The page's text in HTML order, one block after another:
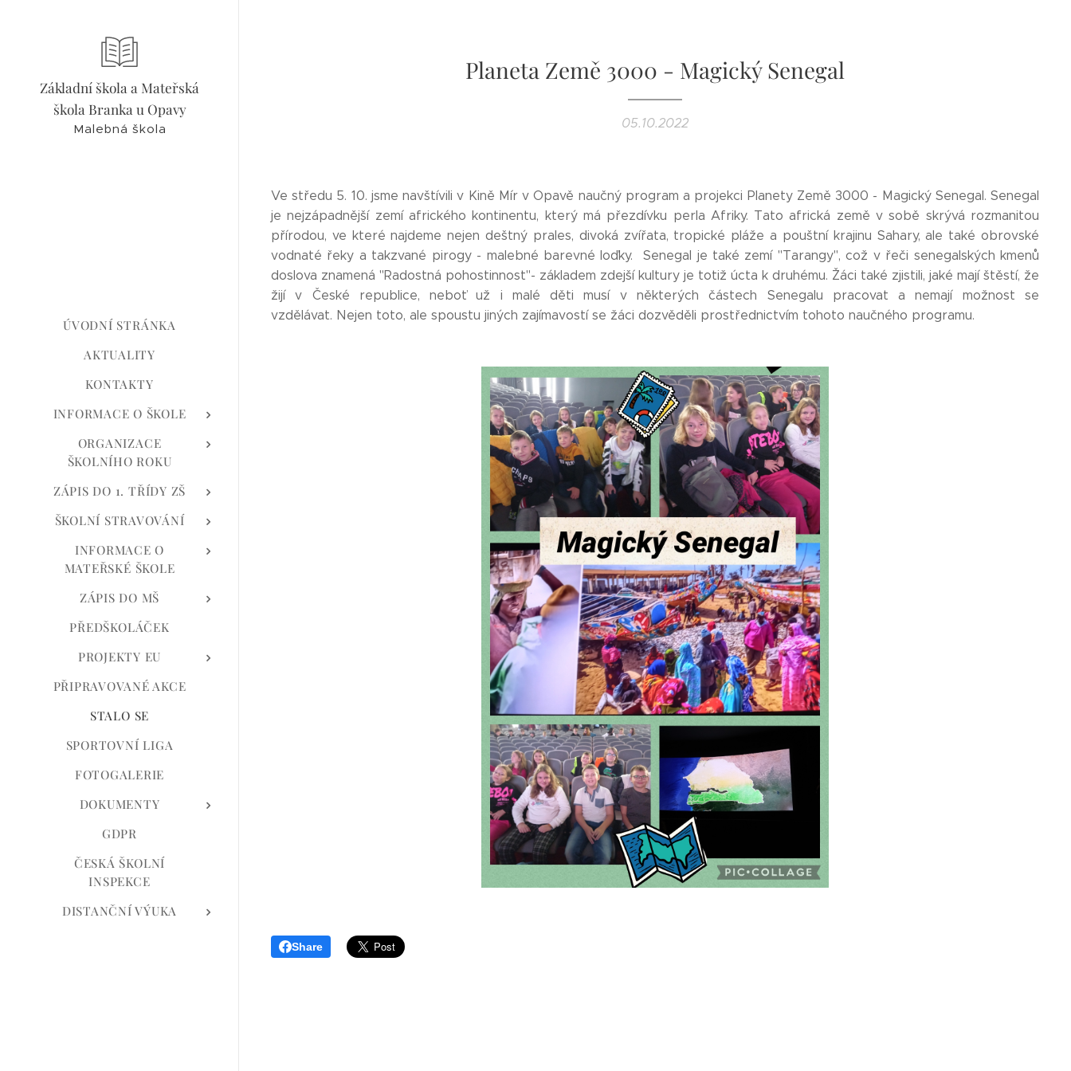
Základní škola a Mateřská
škola Branka u Opavy
Malebná škola
ÚVODNÍ STRÁNKA
AKTUALITY
KONTAKTY
INFORMACE O ŠKOLE
ORGANIZACE
ŠKOLNÍHO ROKU
ZÁPIS DO 1. TŘÍDY ZŠ
ŠKOLNÍ STRAVOVÁNÍ
INFORMACE O
MATEŘSKÉ ŠKOLE
ZÁPIS DO MŠ
PŘEDŠKOLÁČEK
PROJEKTY EU
PŘIPRAVOVANÉ AKCE
STALO SE
SPORTOVNÍ LIGA
FOTOGALERIE
DOKUMENTY
GDPR
ČESKÁ ŠKOLNÍ
INSPEKCE
DISTANČNÍ VÝUKA
Planeta Země 3000 - Magický Senegal
05.10.2022
Ve středu 5. 10. jsme navštívili v Kině Mír v Opavě naučný program a projekci Planety Země 3000 - Magický Senegal. Senegal
je nejzápadnější zemí afrického kontinentu, který má přezdívku perla Afriky. Tato africká země v sobě skrývá rozmanitou
přírodou, ve které najdeme nejen deštný prales, divoká zvířata, tropické pláže a pouštní krajinu Sahary, ale také obrovské
vodnaté řeky a takzvané pirogy - malebné barevné loďky. Senegal je také zemí "Tarangy", což v řeči senegalských kmenů
doslova znamená "Radostná pohostinnost"- základem zdejší kultury je totiž úcta k druhému. Žáci také zjistili, jaké mají štěstí, že
žijí v České republice, neboť už i malé děti musí v některých částech Senegalu pracovat a nemají možnost se
vzdělávat. Nejen toto, ale spoustu jiných zajímavostí se žáci dozvěděli prostřednictvím tohoto naučného programu.
Share